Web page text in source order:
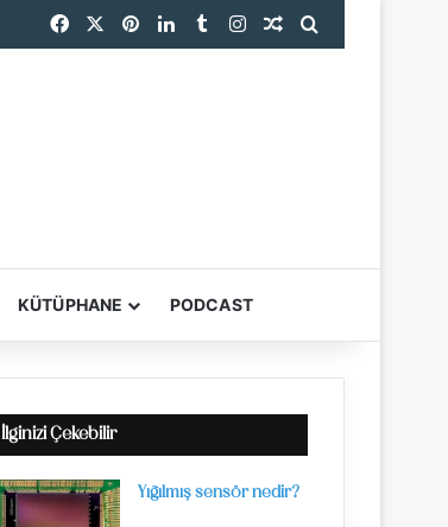
Facebook PinterestLinkedInTumblrInstagramRastgele Makale
KÜTÜPHANE PODCAST
İlginizi Çekebilir
Yığılmış sensör nedir?